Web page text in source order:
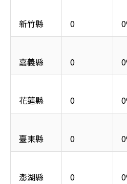
新竹縣 0
嘉義縣 0
花蓮縣 0
臺東縣 0
澎湖縣 0